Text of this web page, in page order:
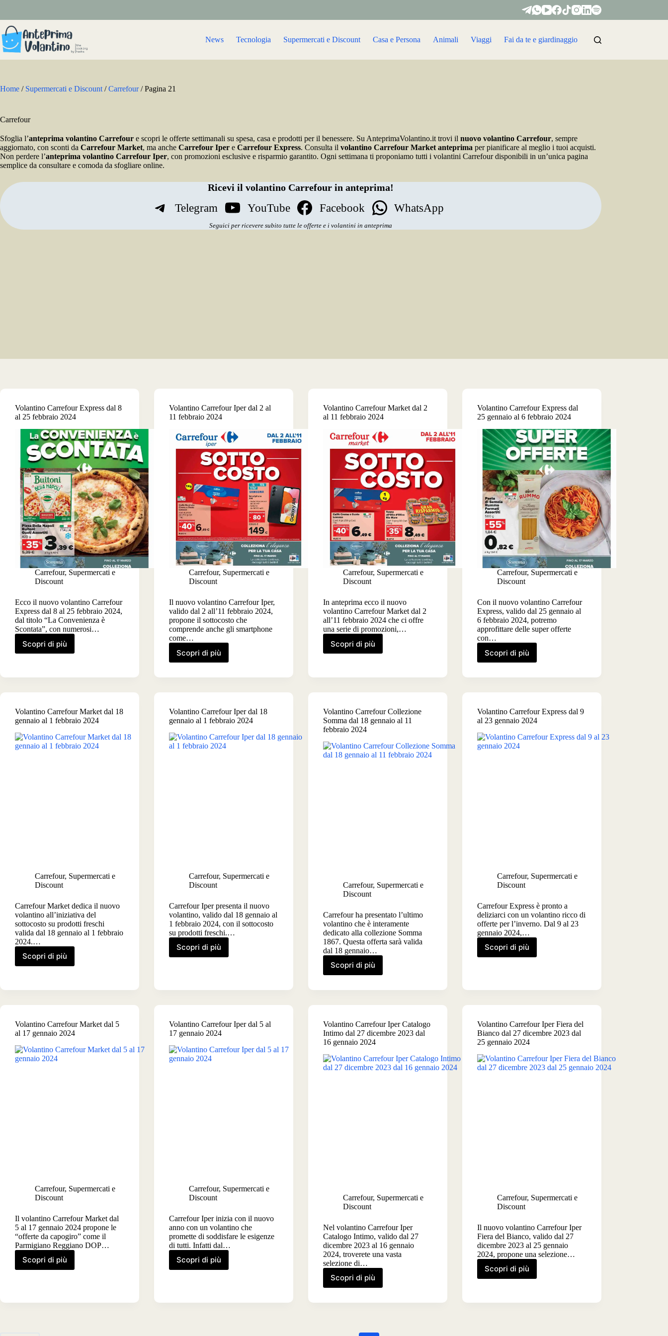
contenuto
News Tecnologia Supermercati e Discount Casa e Persona Animali Viaggi Fai da te e giardinaggio
Home / Supermercati e Discount /Carrefour/Pagina 21
Carrefour
Sfoglia l’anteprima volantino Carrefour e scopri le offerte settimanali su spesa, casa e prodotti per il benessere. Su AnteprimaVolantino.it trovi il nuovo volantino Carrefour, sempre
aggiornato, con sconti da Carrefour Market, ma anche Carrefour Iper e Carrefour Express. Consulta il volantino Carrefour Market anteprima per pianificare al meglio i tuoi acquisti.
Non perdere l’anteprima volantino Carrefour Iper, con promozioni esclusive e risparmio garantito. Ogni settimana ti proponiamo tutti i volantini Carrefour disponibili in un’unica pagina
semplice da consultare e comoda da sfogliare online.
Ricevi il volantino Carrefour in anteprima!
Telegram YouTube Facebook WhatsApp
Seguici per ricevere subito tutte le offerte e i volantini in anteprima
Volantino Carrefour Express dal 8
al 25 febbraio 2024
Carrefour, Supermercati e
Discount
Ecco il nuovo volantino Carrefour
Express dal 8 al 25 febbraio 2024,
dal titolo “La Convenienza è
Scontata”, con numerosi…
Scopri di più
Volantino
dal
al
febbraio
2024
Volantino Carrefour Iper dal 2 al
11 febbraio 2024
Carrefour, Supermercati e
Discount
Il nuovo volantino Carrefour Iper,
valido dal 2 all’11 febbraio 2024,
propone il sottocosto che
comprende anche gli smartphone
come…
Scopri di più
Volantino
Iper
2
11
febbraio
2024
Volantino Carrefour Market dal 2
al 11 febbraio 2024
Carrefour, Supermercati e
Discount
In anteprima ecco il nuovo
volantino Carrefour Market dal 2
all’11 febbraio 2024 che ci offre
una serie di promozioni,…
Scopri di più
Volantino
dal
al
febbraio
2024
Volantino Carrefour Express dal
25 gennaio al 6 febbraio 2024
Carrefour, Supermercati e
Discount
Con il nuovo volantino Carrefour
Express, valido dal 25 gennaio al
6 febbraio 2024, potremo
approfittare delle super offerte
con…
Scopri di più
Volantino
Express
25
al
6
febbraio
2024
Volantino Carrefour Market dal 18
gennaio al 1 febbraio 2024
Carrefour, Supermercati e
Discount
Carrefour Market dedica il nuovo
volantino all’iniziativa del
sottocosto su prodotti freschi
valida dal 18 gennaio al 1 febbraio
2024.…
Scopri di più
Volantino
dal
gennaio
1
febbraio
2024
Volantino Carrefour Iper dal 18
gennaio al 1 febbraio 2024
Carrefour, Supermercati e
Discount
Carrefour Iper presenta il nuovo
volantino, valido dal 18 gennaio al
1 febbraio 2024, con il sottocosto
su prodotti freschi.…
Scopri di più
Volantino
18
al
febbraio
2024
Volantino Carrefour Collezione
Somma dal 18 gennaio al 11
febbraio 2024
Carrefour, Supermercati e
Discount
Carrefour ha presentato l’ultimo
volantino che è interamente
dedicato alla collezione Somma
1867. Questa offerta sarà valida
dal 18 gennaio…
Scopri di più
Volantino
Collezione
dal
gennaio
al
11
febbraio
2024
Volantino Carrefour Express dal 9
al 23 gennaio 2024
Carrefour, Supermercati e
Discount
Carrefour Express è pronto a
deliziarci con un volantino ricco di
offerte per l’inverno. Dal 9 al 23
gennaio 2024,…
Scopri di più
Volantino
9
23
2024
Volantino Carrefour Market dal 5
al 17 gennaio 2024
Carrefour, Supermercati e
Discount
Il volantino Carrefour Market dal
5 al 17 gennaio 2024 propone le
“offerte da capogiro” come il
Parmigiano Reggiano DOP…
Scopri di più
Volantino
Carrefour
5
Volantino Carrefour Iper dal 5 al
17 gennaio 2024
Carrefour, Supermercati e
Discount
Carrefour Iper inizia con il nuovo
anno con un volantino che
promette di soddisfare le esigenze
di tutti. Infatti dal…
Scopri di più
Volantino
Carrefour
5
Volantino Carrefour Iper Catalogo
Intimo dal 27 dicembre 2023 dal
16 gennaio 2024
Carrefour, Supermercati e
Discount
Nel volantino Carrefour Iper
Catalogo Intimo, valido dal 27
dicembre 2023 al 16 gennaio
2024, troverete una vasta
selezione di…
Scopri di più
Volantino
Carrefour
Iper
Volantino Carrefour Iper Fiera del
Bianco dal 27 dicembre 2023 dal
25 gennaio 2024
Carrefour, Supermercati e
Discount
Il nuovo volantino Carrefour Iper
Fiera del Bianco, valido dal 27
dicembre 2023 al 25 gennaio
2024, propone una selezione…
Scopri di più
Volantino
Carrefour
Fiera